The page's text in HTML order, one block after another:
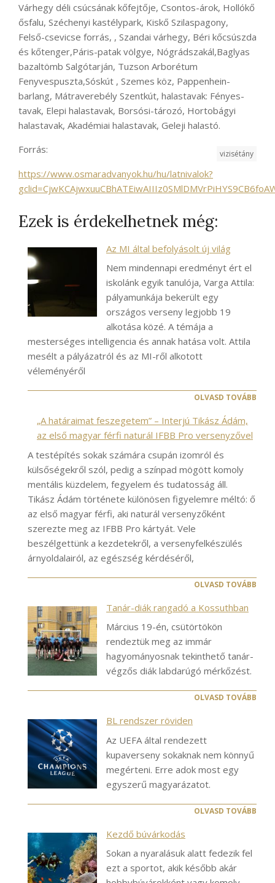
Várhegy déli csúcsának kőfejtője, Csontos-árok, Hollókő
ősfalu, Széchenyi kastélypark, Kiskő Szilaspagony,
Felső-csevicse forrás, , Szandai várhegy, Béri kőcsúszda
és kőtenger,Páris-patak völgye, Nógrádszakál,Baglyas
bazaltömb Salgótarján, Tuzson Arborétum
Fenyvespuszta,Sóskút , Szemes köz, Pappenhein-
barlang, Mátraverebély Szentkút, halastavak: Fényes-
tavak, Elepi halastavak, Borsósi-tározó, Hortobágyi
halastavak, Akadémiai halastavak, Geleji halastó.
vizisétány
Forrás:
https://www.osmaradvanyok.hu/hu/latnivalok?
Ezek is érdekelhetnek még:
Az MI által befolyásolt új világ
Nem mindennapi eredményt ért el
iskolánk egyik tanulója, Varga Attila:
pályamunkája bekerült egy
országos verseny legjobb 19
alkotása közé. A témája a
mesterséges intelligencia és annak hatása volt. Attila
mesélt a pályázatról és az MI-ről alkotott
véleményéről
OLVASD TOVÁBB
„A határaimat feszegetem” – Interjú Tikász Ádám,
az első magyar férfi naturál IFBB Pro versenyzővel
A testépítés sokak számára csupán izomról és
külsőségekről szól, pedig a színpad mögött komoly
mentális küzdelem, fegyelem és tudatosság áll.
Tikász Ádám története különösen figyelemre méltó: ő
az első magyar férfi, aki naturál versenyzőként
szerezte meg az IFBB Pro kártyát. Vele
beszélgettünk a kezdetekről, a versenyfelkészülés
árnyoldalairól, az egészség kérdéséről,
OLVASD TOVÁBB
Tanár-diák rangadó a Kossuthban
Március 19-én, csütörtökön
rendeztük meg az immár
hagyományosnak tekinthető tanár-
végzős diák labdarúgó mérkőzést.
OLVASD TOVÁBB
BL rendszer röviden
Az UEFA által rendezett
kupaverseny sokaknak nem könnyű
megérteni. Erre adok most egy
egyszerű magyarázatot.
OLVASD TOVÁBB
Kezdő búvárkodás
Sokan a nyaralásuk alatt fedezik fel
ezt a sportot, akik később akár